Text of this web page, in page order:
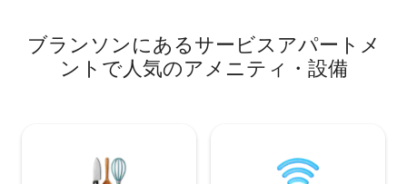
メ、湖でのアクティビティ、アウトドア
アドベンチャーへのアクセスも抜群で
ザーク山脈でのリラックスした休暇に必
要なものがすべて揃っています。
つき10米ドルです
ブランソンにあるサービスアパートメ
ントで人気のアメニティ・設備